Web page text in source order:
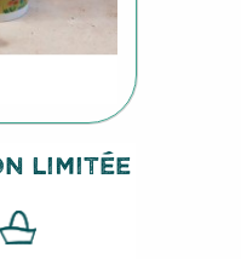
Limitée